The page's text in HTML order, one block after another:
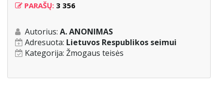
PARAŠŲ: 3 356
Autorius: A. ANONIMAS
Adresuota: Lietuvos Respublikos seimui
Kategorija: Žmogaus teisės